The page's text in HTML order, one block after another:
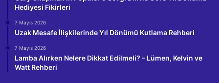
Hediyesi Fikirleri
7 Mayıs 2026
Uzak Mesafe İlişkilerinde Yıl Dönümü Kutlama Rehberi
7 Mayıs 2026
Lamba Alırken Nelere Dikkat Edilmeli? – Lümen, Kelvin ve
Watt Rehberi